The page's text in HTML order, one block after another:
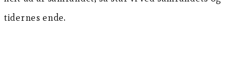
tidernes ende.